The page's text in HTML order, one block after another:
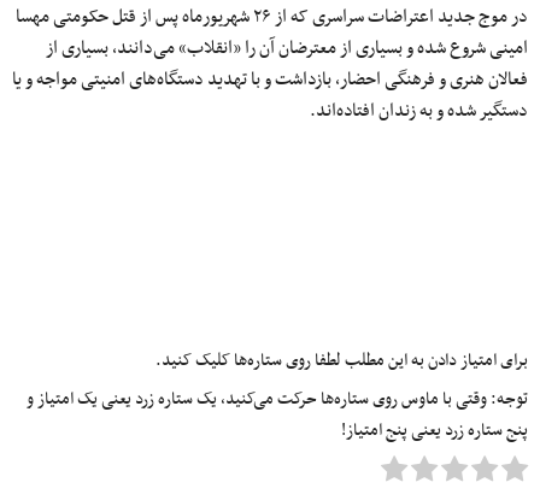
در موج جدید اعتراضات سراسری که از ۲۶ شهریورماه پس از قتل حکومتی مهسا
امینی شروع شده و بسیاری از معترضان آن را «انقلاب» می‌دانند، بسیاری از
فعالان هنری و فرهنگی احضار، بازداشت و با تهدید دستگاه‌های امنیتی مواجه و یا
دستگیر شده و به زندان افتاده‌اند.
برای امتیاز دادن به این مطلب لطفا روی ستاره‌ها کلیک کنید.
توجه: وقتی با ماوس روی ستاره‌ها حرکت می‌کنید، یک ستاره زرد یعنی یک امتیاز و
پنج ستاره زرد یعنی پنج امتیاز!